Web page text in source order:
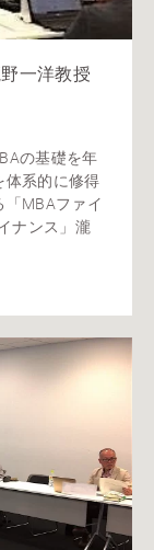
一洋教授
の基礎を年
体系的に修得
「MBAファイ
ナンス」瀧